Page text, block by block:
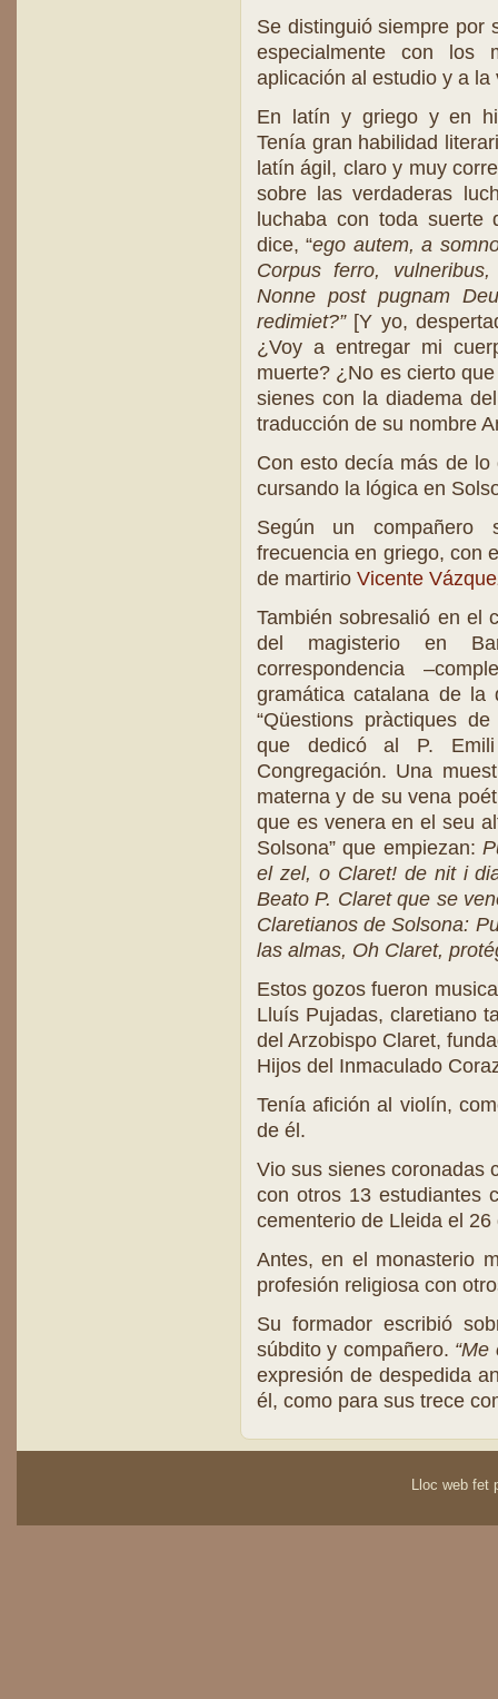
Se distinguió siempre por
especialmente con los
aplicación al estudio y a la
En latín y griego y en
Tenía gran habilidad
latín ágil, claro y muy
sobre las verdaderas
luchaba con toda suerte
dice, “ego autem, a
Corpus ferro,
Nonne post pugnam
redimiet?”[Y yo,
¿Voy a entregar mi
muerte? ¿No es cierto
sienes con la diadema
traducción de su nombre
Con esto decía más de
cursando la lógica en
Según un compañero
frecuencia en griego, con
de martirio Vicente
También sobresalió en el
del magisterio en
correspondencia
gramática catalana de la
“Qüestions pràctiques
que dedicó al P.
Congregación. Una
materna y de su vena
que es venera en el seu
Solsona” que empiezan:
el zel, o Claret! de nit i
Beato P. Claret que se
Claretianos de Solsona:
las almas, Oh Claret,
Estos gozos fueron
Lluís Pujadas, claretiano
del Arzobispo Claret,
Hijos del Inmaculado
Tenía afición al violín,
de él.
Vio sus sienes coronadas
con otros 13 estudiantes
cementerio de Lleida el
Antes, en el monasterio
profesión religiosa con
Su formador escribió
súbdito y compañero.
expresión de despedida
él, como para sus trece
Lloc web fet